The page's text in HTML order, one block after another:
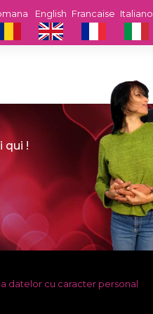
Italiano
Francaise
English
qui !
datelor cu caracter personal